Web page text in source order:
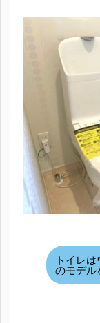
トイレ
のモデル